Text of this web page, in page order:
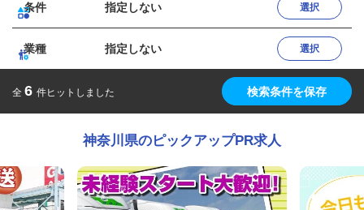
条件 指定しない 選択
業種 指定しない 選択
全 6 件ヒットしました 検索条件を保存
神奈川県のピックアップPR求人